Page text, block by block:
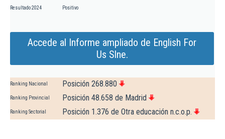
Resultado 2024 Positivo
Accede al Informe ampliado de English For
Us Slne.
Ranking Nacional Posición 268.880
Ranking Provincial Posición 48.658 de Madrid
Ranking Sectorial Posición 1.376 de Otra educación n.c.o.p.